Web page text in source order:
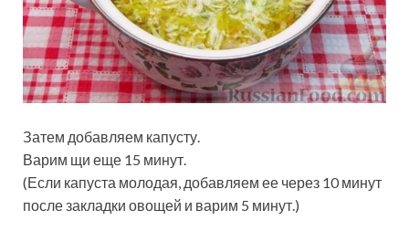
Затем добавляем капусту.
Варим щи еще 15 минут.
(Если капуста молодая, добавляем ее через 10 минут
после закладки овощей и варим 5 минут.)